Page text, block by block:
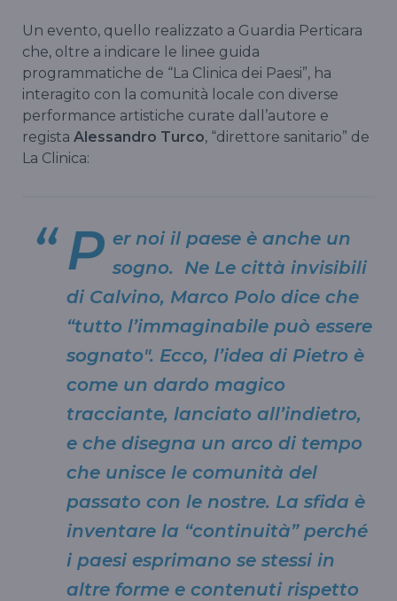
Un evento, quello realizzato a Guardia Perticara
che, oltre a indicare le linee guida
programmatiche de “La Clinica dei Paesi”, ha
interagito con la comunità locale con diverse
performance artistiche curate dall’autore e
regista Alessandro Turco, “direttore sanitario” de
La Clinica:
P er noi il paese è anche un
sogno. Ne Le città invisibili
di Calvino, Marco Polo dice che
“tutto l’immaginabile può essere
sognato". Ecco, l’idea di Pietro è
come un dardo magico
tracciante, lanciato all’indietro,
e che disegna un arco di tempo
che unisce le comunità del
passato con le nostre. La sfida è
inventare la “continuità” perché
i paesi esprimano se stessi in
altre forme e contenuti rispetto